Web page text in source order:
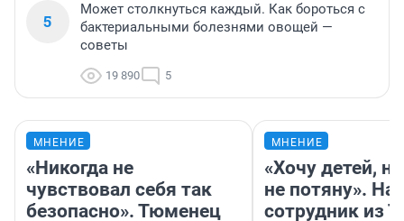
5
Может столкнуться каждый. Как бороться с
бактериальными болезнями овощей —
советы
19 890 5
МНЕНИЕ
«Никогда не
чувствовал себя так
безопасно». Тюменец
МНЕНИЕ
«Хочу детей,
не потяну».
сотрудник из